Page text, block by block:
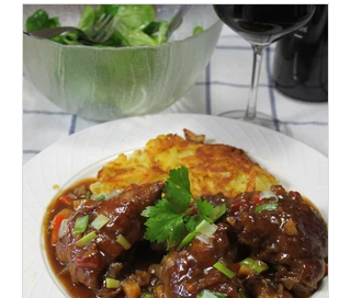
le début de l'année 2026.